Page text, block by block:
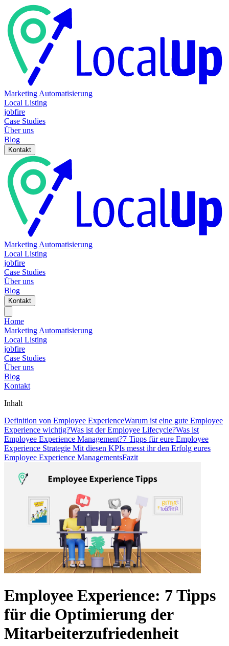
Marketing Automatisierung
Local Listing
jobfire
Case Studies
Über uns
Blog
Kontakt
Marketing Automatisierung
Local Listing
jobfire
Case Studies
Über uns
Blog
Kontakt
Home
Marketing Automatisierung
Local Listing
jobfire
Case Studies
Über uns
Blog
Kontakt
Inhalt
Definition von Employee ExperienceWarum ist eine gute Employee
Experience wichtig?Was ist der Employee Lifecycle?Was ist
Employee Experience Management?7 Tipps für eure Employee
Experience Strategie Mit diesen KPIs messt ihr den Erfolg eures
Employee Experience ManagementsFazit
Employee Experience: 7 Tipps
für die Optimierung der
Mitarbeiterzufriedenheit